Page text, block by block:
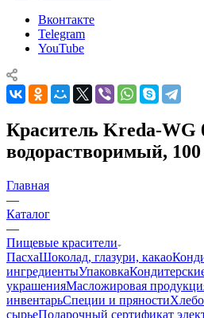
Вконтакте
Telegram
YouTube
Краситель Kreda-
водорастворимый, 100
Главная
—
Каталог
—
Пищевые красители
ПасхаШоколад, глазури, какао
ингредиентыУпаковка
украшенияМасложировая
инвентарьСпеции и пряности
сырьеПодарочный сертификат